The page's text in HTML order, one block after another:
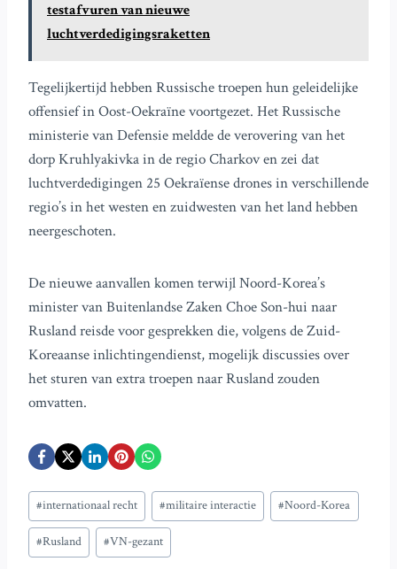
testafvuren van nieuwe
luchtverdedigingsraketten
Tegelijkertijd hebben Russische troepen hun geleidelijke
offensief in Oost-Oekraïne voortgezet. Het Russische
ministerie van Defensie meldde de verovering van het
dorp Kruhlyakivka in de regio Charkov en zei dat
luchtverdedigingen 25 Oekraïense drones in verschillende
regio’s in het westen en zuidwesten van het land hebben
neergeschoten.
De nieuwe aanvallen komen terwijl Noord-Korea’s
minister van Buitenlandse Zaken Choe Son-hui naar
Rusland reisde voor gesprekken die, volgens de Zuid-
Koreaanse inlichtingendienst, mogelijk discussies over
het sturen van extra troepen naar Rusland zouden
omvatten.
Bericht
tags:
#internationaal recht #militaire interactie #Noord-Korea
#Rusland #VN-gezant